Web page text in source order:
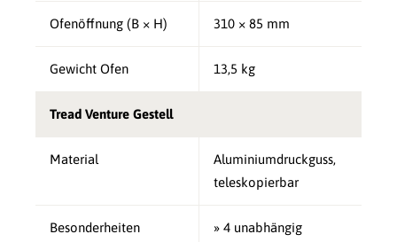
Ofenöffnung (B × H) 310 × 85 mm
Gewicht Ofen 13,5 kg
Tread Venture Gestell
Material
Aluminiumdruckguss,
teleskopierbar
Besonderheiten
» 4 unabhängig